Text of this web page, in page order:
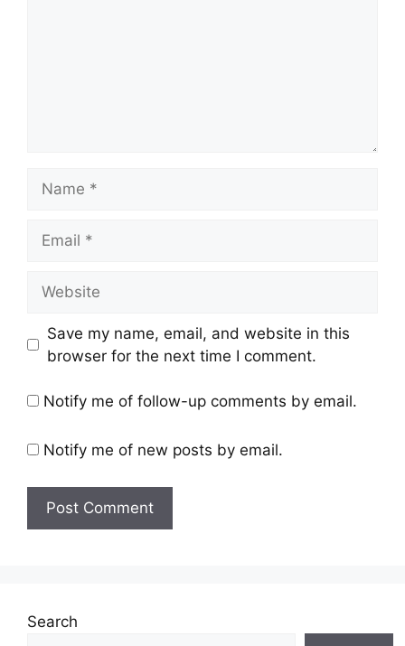
Save my name, email, and website in this
browser for the next time I comment.
Notify me of follow-up comments by email.
Notify me of new posts by email.
Search